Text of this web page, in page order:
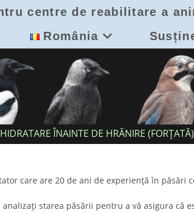
centre de reabilitare a
România
ÎNAINTE DE HRĂNIRE
care are 20 de ani de experiență în păsări
starea păsării pentru a vă asigura că